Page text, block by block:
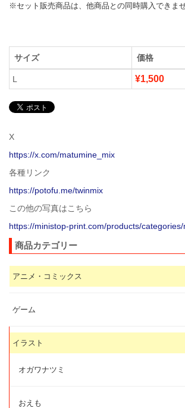
※セット販売商品は、他商品との同時購入できませ
サイズ 価格
L ¥1,500
X
https://x.com/matumine_mix
各種リンク
https://potofu.me/twinmix
この他の写真はこちら
https://ministop-print.com/products/
商品カテゴリー
アニメ・コミックス
ゲーム
イラスト
オガワナツミ
おえも